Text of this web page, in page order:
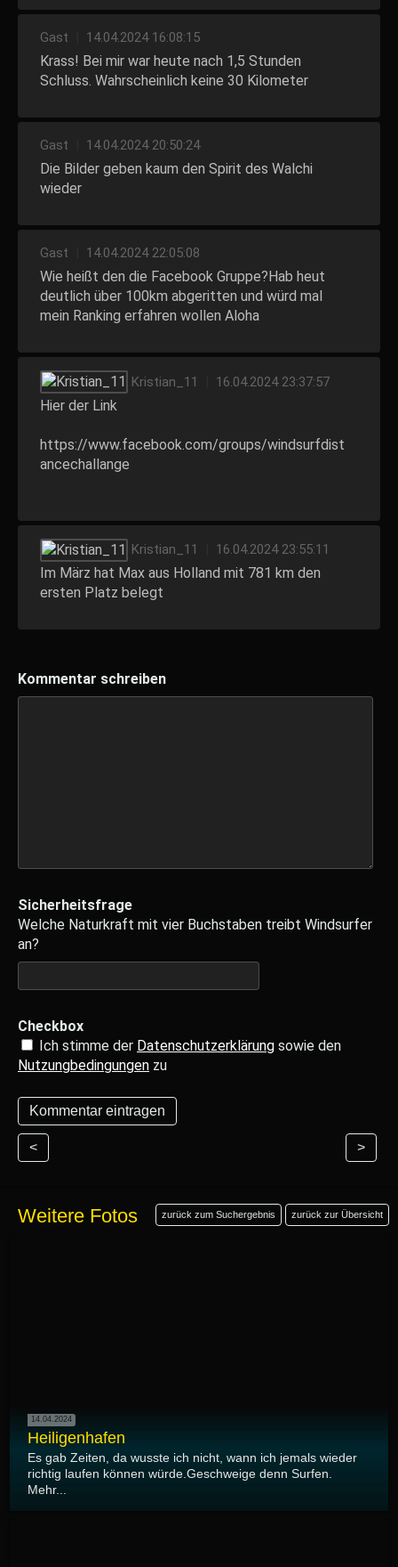
Gast 14.04.2024 16:08:15
Krass! Bei mir war heute nach 1,5 Stunden
Schluss. Wahrscheinlich keine 30 Kilometer
Gast 14.04.2024 20:50:24
Die Bilder geben kaum den Spirit des Walchi
wieder
Gast 14.04.2024 22:05:08
Wie heißt den die Facebook Gruppe?Hab heut
deutlich über 100km abgeritten und würd mal
mein Ranking erfahren wollen Aloha
Kristian_11 16.04.2024 23:37:57
Hier der Link
https://www.facebook.com/groups/windsurfdist
ancechallange
Kristian_11 16.04.2024 23:55:11
Im März hat Max aus Holland mit 781 km den
ersten Platz belegt
Kommentar schreiben
Sicherheitsfrage
Welche Naturkraft mit vier Buchstaben treibt Windsurfer
an?
Checkbox
Ich stimme der Datenschutzerklärung sowie den
Nutzungbedingungen zu
< >
Weitere Fotos zurück zum Suchergebnis zurück zur Übersicht
14.04.2024
Heiligenhafen
Es gab Zeiten, da wusste ich nicht, wann ich jemals wieder
richtig laufen können würde.Geschweige denn Surfen.
Mehr...